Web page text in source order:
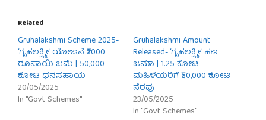
Related
Gruhalakshmi Scheme 2025-
‘ಗೃಹಲಕ್ಷ್ಮೀ’ ಯೋಜನೆ ₹2000
ರೂಪಾಯಿ ಜಮೆ | 50,000
ಕೋಟಿ ಧನಸಹಾಯ
20/05/2025
In "Govt Schemes"
Gruhalakshmi Amount
Released- ‘ಗೃಹಲಕ್ಷ್ಮೀ’ ಹಣ
ಜಮಾ | 1.25 ಕೋಟಿ
ಮಹಿಳೆಯರಿಗೆ ₹50,000 ಕೋಟಿ
ನೆರವು
23/05/2025
In "Govt Schemes"